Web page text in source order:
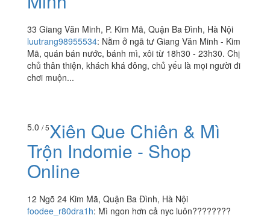
33 Giang Văn Minh, P. Kim Mã, Quận Ba Đình, Hà Nội
luutrang98955534: Nằm ở ngã tư Giang Văn Minh - Kim
Mã, quán bán nước, bánh mì, xôi từ 18h30 - 23h30. Chị
chủ thân thiện, khách khá đông, chủ yếu là mọi người đi
chơi muộn...
5.0 / 5Xiên Que Chiên & Mì
Trộn Indomie - Shop
Online
12 Ngõ 24 Kim Mã, Quận Ba Đình, Hà Nội
foodee_r80dra1h: Mì ngon hơn cả nyc luôn????????